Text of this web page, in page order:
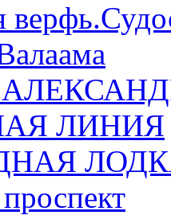
ЛИНИЯ